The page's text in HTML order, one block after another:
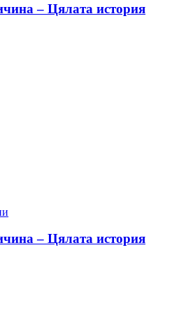
– Цялата история
– Цялата история